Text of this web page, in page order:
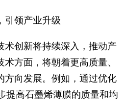
引领产业升级
术创新将持续深入，推动产
方面，将朝着更高质量、
方向发展。例如，通过优化
提高石墨烯薄膜的质量和均